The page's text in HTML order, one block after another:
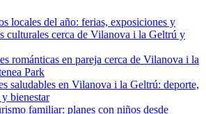
locales del año: ferias, exposiciones y
culturales cerca de Vilanova i la Geltrú y
románticas en pareja cerca de Vilanova i la
Park
saludables en Vilanova i la Geltrú: deporte,
bienestar
familiar: planes con niños desde